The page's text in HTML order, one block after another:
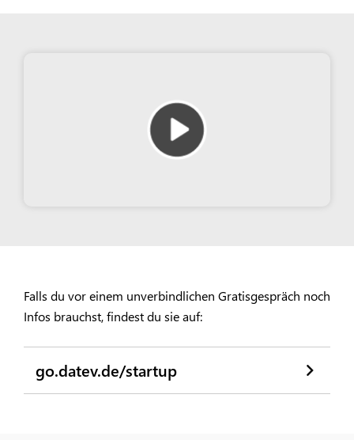
Falls du vor einem unverbindlichen Gratisgespräch noch
Infos brauchst, findest du sie auf:
go.datev.de/startup